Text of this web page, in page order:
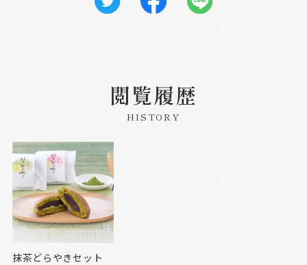
閲覧履歴
HISTORY
抹茶どらやきセット